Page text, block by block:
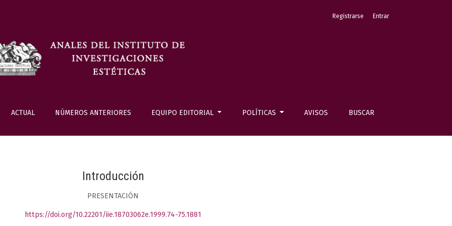
ACTUAL NÚMEROS ANTERIORES EQUIPO EDITORIAL POLÍTICAS AVISOS BUSCAR
Registrarse Entrar
Introducción
PRESENTACIÓN
https://doi.org/10.22201/iie.18703062e.1999.74-75.1881